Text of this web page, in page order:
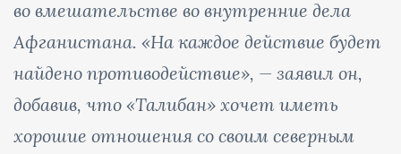
во вмешательстве во внутренние дела
Афганистана. «На каждое действие будет
найдено противодействие», — заявил он,
добавив, что «Талибан» хочет иметь
хорошие отношения со своим северным